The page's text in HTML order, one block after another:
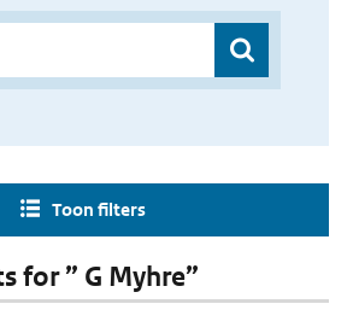
Toon filters
for ” G Myhre”